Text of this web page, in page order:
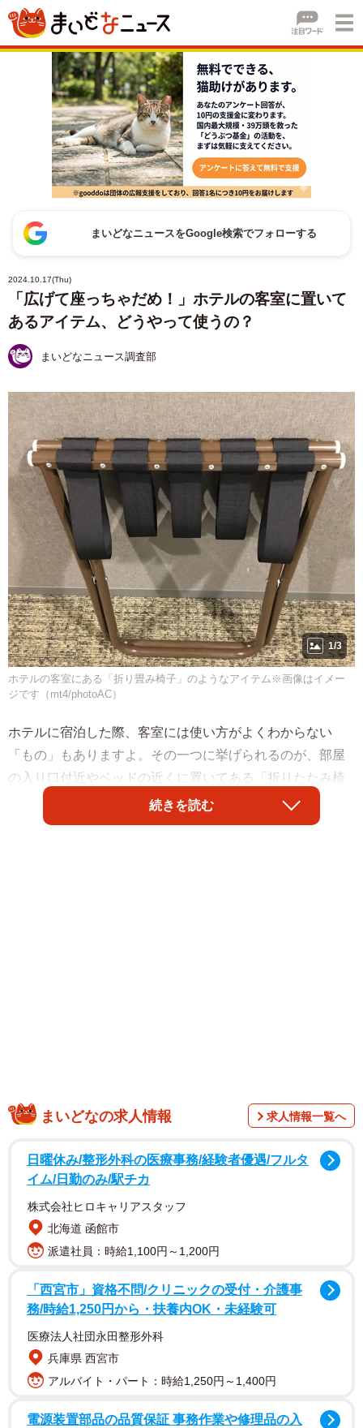
まいどなニュースをGoogle検索でフォローする
2024.10.17(Thu)
「広げて座っちゃだめ！」ホテルの客室に置いて
あるアイテム、どうやって使うの？
まいどなニュース調査部
1/3
ホテルの客室にある「折り畳み椅子」のようなアイテム※画像はイメー
ジです（mt4/photoAC）
ホテルに宿泊した際、客室には使い方がよくわからない
「もの」もありますよ。その一つに挙げられるのが、部屋
の入り口付近やベッドの近くに置いてある「折りたたみ椅
子」のようなアイテム。ビジネスホテルを全国に展開する
「スーパーホテル」の公式TikTokアカウント
隔に張られています。投稿の動画によると、その上に「椅
子として座ってみる」「鞄の中身を並べる」「濡れたタオ
ルをかける」などは、全て誤った使い方とのこと。
スーツケースなどを置く「バゲージラック」
ース」や「キャリーケース」など、比較的大きな荷物を持
ち歩きます。ホテルに到着してチェックイン後、客室に入
った際に、この大きな荷物を部屋のどこに置くのか…。そ
う、このバゲージラックの上に置けば良いのです。高さが
あることで、物が取り出しやすいというメリットも。荷物
を置くときは、横向きに置くことで安定するそうです。
続きを読む
まいどなの求人情報 求人情報一覧へ
日曜休み/整形外科の医療事務/経験者優遇/フルタ
イム/日勤のみ/駅チカ
株式会社ヒロキャリアスタッフ
北海道 函館市
派遣社員：時給1,100円～1,200円
「西宮市」資格不問/クリニックの受付・介護事
務/時給1,250円から・扶養内OK・未経験可
医療法人社団永田整形外科
兵庫県 西宮市
アルバイト・パート：時給1,250円～1,400円
電源装置部品の品質保証 事務作業や修理品の入